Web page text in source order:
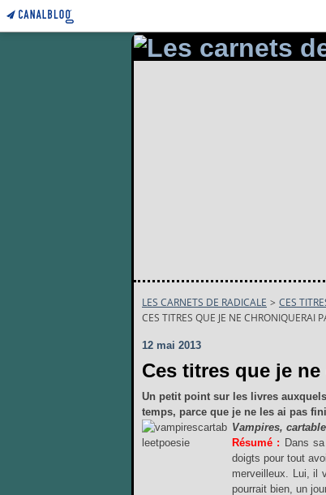
LES CARNETS DE RADICALE > CES
CES TITRES QUE JE NE CHRONIQUERAI
12 mai 2013
Ces titres que je
Un petit point sur les livres
temps, parce que je ne les ai pas
Vampires,
Résumé : Dans
doigts pour tout
merveilleux. Lui, il
pourrait bien, un